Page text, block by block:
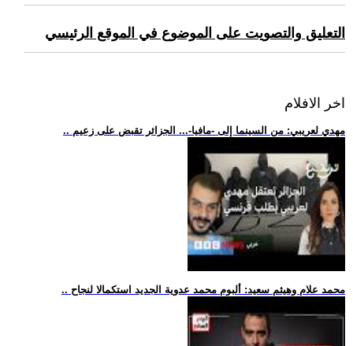
التعليق والتصويت على الموضوع في الموقع الرئيسي
اخر الافلام
.. مهدي لعريبي: من السينما إلى -مافيا-... الجزائر تقبض على زعيم
.. محمد علام وهيثم سعيد: ألبوم محمد عدوية الجديد استكمالا لنجاح